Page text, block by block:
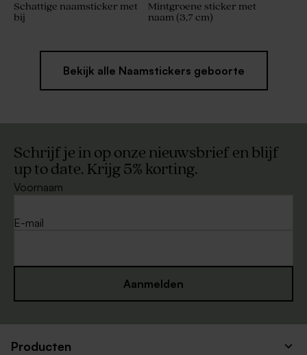
Schattige naamsticker met
bij
Mintgroene sticker met
naam (3,7 cm)
Bekijk alle Naamstickers geboorte
Schrijf je in op onze nieuwsbrief en blijf
up to date. Krijg 5% korting.
Voornaam
E-mail
Aanmelden
Producten